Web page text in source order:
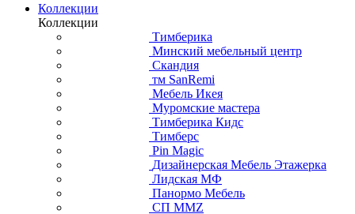
Коллекции
Коллекции
Тимберика
Минский мебельный центр
Скандия
тм SanRemi
Мебель Икея
Муромские мастера
Тимберика Кидс
Тимберс
Pin Magic
Дизайнерская Мебель Этажерка
Лидская МФ
Панормо Мебель
СП ММZ